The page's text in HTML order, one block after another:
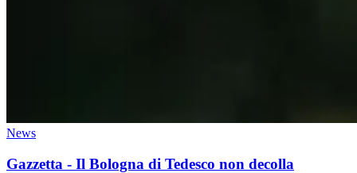
News
Gazzetta - Il Bologna di Tedesco non decolla